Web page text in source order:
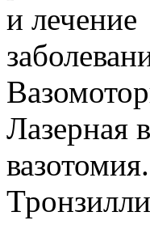
Лазерная